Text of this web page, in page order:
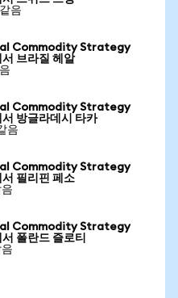
음
Commodity Strategy
브라질 헤알
Commodity Strategy
방글라데시 타카
음
Commodity Strategy
필리핀 페소
Commodity Strategy
폴란드 즐로티